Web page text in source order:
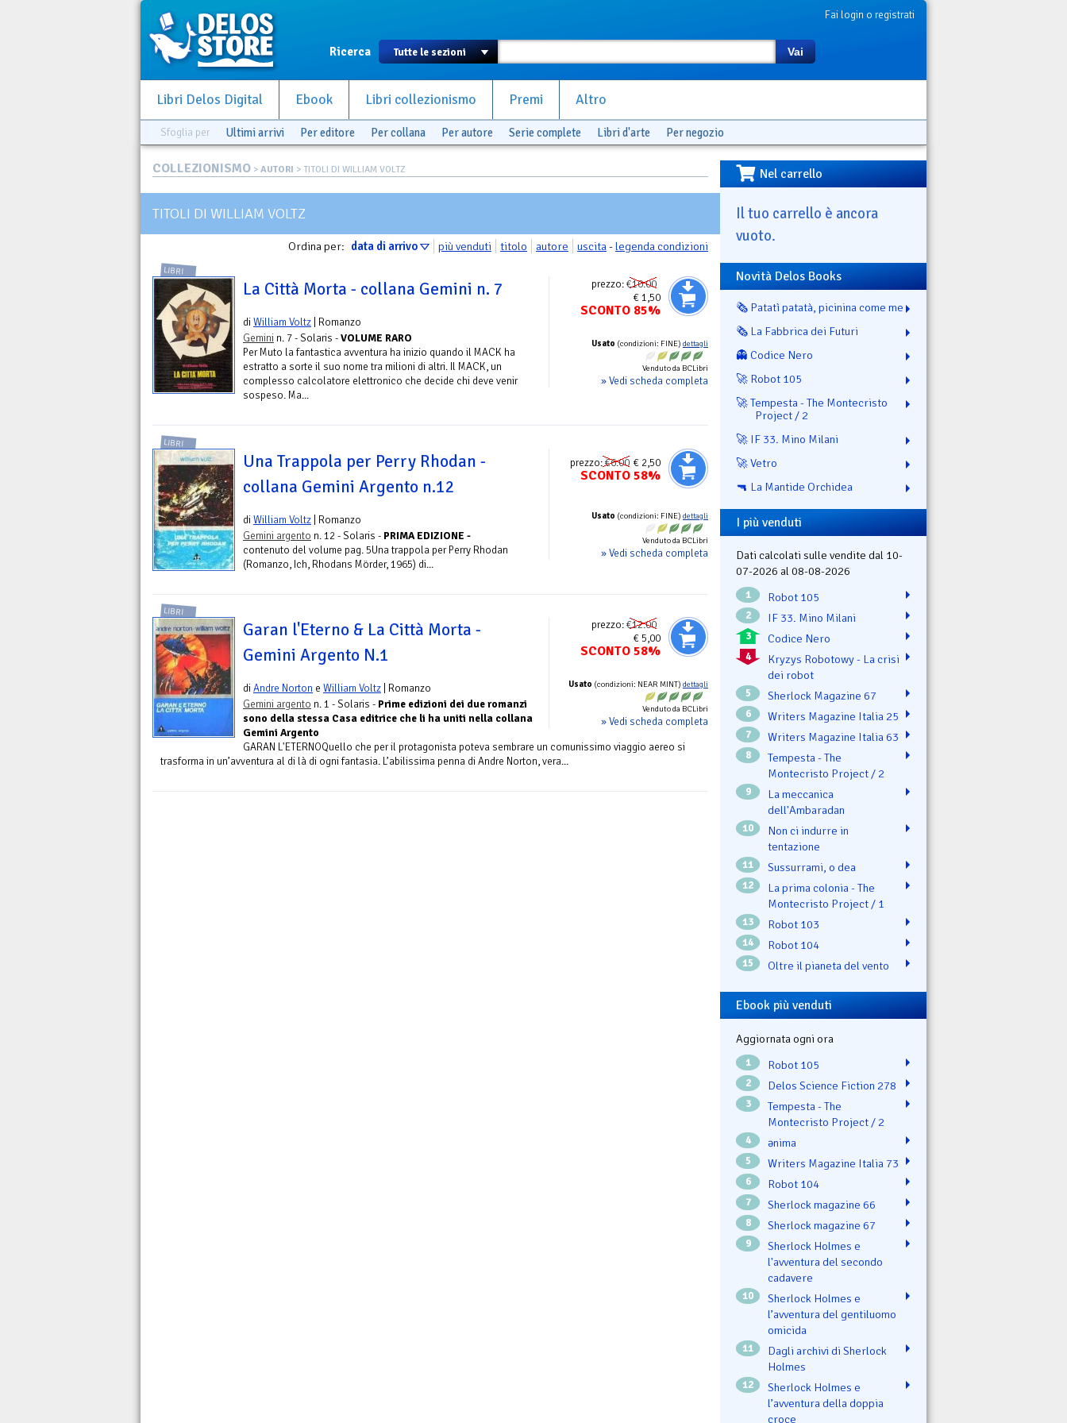
Fai login o registrati
Ricerca Vai
Libri Delos Digital Ebook Libri collezionismo Premi Altro
Sfoglia per Ultimi arrivi Per editore Per collana Per autore Serie complete Libri d'arte Per negozio
COLLEZIONISMO > AUTORI > TITOLI DI WILLIAM VOLTZ
TITOLI DI WILLIAM VOLTZ
Ordina per: data di arrivo più venduti titolo autore uscita-legenda condizioni
prezzo:€10.00
€ 1,50
SCONTO 85%
Usato (condizioni: FINE) dettagli
Venduto da BCLibri
» Vedi scheda completa
LIBRI
La Città Morta - collana Gemini n. 7
diWilliam Voltz | Romanzo
Gemini n. 7 - Solaris -VOLUME RARO
Per Muto la fantastica avventura ha inizio quando il MACK ha
estratto a sorte il suo nome tra milioni di altri. Il MACK, un
complesso calcolatore elettronico che decide chi deve venir
sospeso. Ma...
prezzo:€6.00 € 2,50
SCONTO 58%
Usato (condizioni: FINE) dettagli
Venduto da BCLibri
» Vedi scheda completa
LIBRI
Una Trappola per Perry Rhodan -
collana Gemini Argento n.12
diWilliam Voltz | Romanzo
Gemini argento n. 12 - Solaris - PRIMA EDIZIONE -
contenuto del volume pag. 5Una trappola per Perry Rhodan
(Romanzo, Ich, Rhodans Mörder, 1965) di...
prezzo:€12.00
€ 5,00
SCONTO 58%
Usato (condizioni: NEAR MINT) dettagli
Venduto da BCLibri
» Vedi scheda completa
LIBRI
Garan l'Eterno & La Città Morta -
Gemini Argento N.1
diAndre Norton e William Voltz | Romanzo
Gemini argento n. 1 - Solaris - Prime edizioni dei due romanzi
sono della stessa Casa editrice che li ha uniti nella collana
Gemini Argento
GARAN L'ETERNOQuello che per il protagonista poteva sembrare un comunissimo viaggio aereo si
trasforma in un’avventura al di là di ogni fantasia. L’abilissima penna di Andre Norton, vera...
Nel carrello
Il tuo carrello è ancora
vuoto.
Novità Delos Books
🗞️ Patatì patatà, picinina come me
🗞️ La Fabbrica dei Futuri
👻 Codice Nero
🚀 Robot 105
🚀 Tempesta - The Montecristo
Project / 2
🚀 IF 33. Mino Milani
🚀 Vetro
🔫 La Mantide Orchidea
I più venduti
Dati calcolati sulle vendite dal 10-
07-2026 al 08-08-2026
1 Robot 105
2 IF 33. Mino Milani
3 Codice Nero
4
Kryzys Robotowy - La crisi
dei robot
5 Sherlock Magazine 67
6 Writers Magazine Italia 25
7 Writers Magazine Italia 63
8
Tempesta - The
Montecristo Project / 2
9
La meccanica
dell'Ambaradan
10
Non ci indurre in
tentazione
11 Sussurrami, o dea
12
La prima colonia - The
Montecristo Project / 1
13 Robot 103
14 Robot 104
15 Oltre il pianeta del vento
Ebook più venduti
Aggiornata ogni ora
1 Robot 105
2 Delos Science Fiction 278
3
Tempesta - The
Montecristo Project / 2
4 ənima
5 Writers Magazine Italia 73
6 Robot 104
7 Sherlock magazine 66
8 Sherlock magazine 67
9
Sherlock Holmes e
l'avventura del secondo
cadavere
10
Sherlock Holmes e
l’avventura del gentiluomo
omicida
11
Dagli archivi di Sherlock
Holmes
12
Sherlock Holmes e
l’avventura della doppia
croce